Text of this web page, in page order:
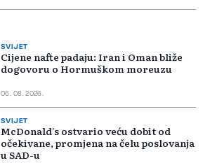
SVIJET
Cijene nafte padaju: Iran i Oman bliže
dogovoru o Hormuškom moreuzu
06. 08. 2026.
SVIJET
McDonald's ostvario veću dobit od
očekivane, promjena na čelu poslovanja
u SAD-u